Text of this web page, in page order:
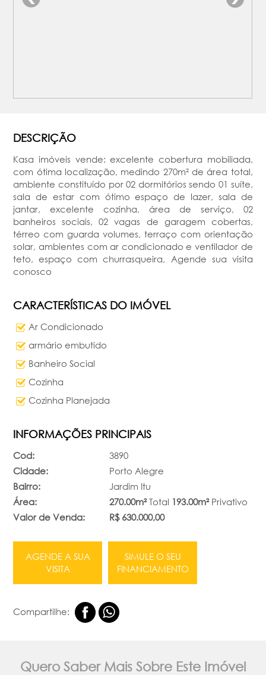
DESCRIÇÃO
Kasa imóveis vende: excelente cobertura mobiliada,
com ótima localização, medindo 270m² de área total,
ambiente constituído por 02 dormitórios sendo 01 suíte,
sala de estar com ótimo espaço de lazer, sala de
jantar, excelente cozinha, área de serviço, 02
banheiros sociais, 02 vagas de garagem cobertas,
térreo com guarda volumes, terraço com orientação
solar, ambientes com ar condicionado e ventilador de
teto, espaço com churrasqueira, Agende sua visita
conosco
CARACTERÍSTICAS DO IMÓVEL
Ar Condicionado
armário embutido
Banheiro Social
Cozinha
Cozinha Planejada
INFORMAÇÕES PRINCIPAIS
Cod:
3890
Cidade:
Porto Alegre
Bairro:
Jardim Itu
Área:
270.00m²Total 193.00m²Privativo
Valor de Venda:
R$ 630.000,00
AGENDE A SUA
VISITA
SIMULE O SEU
FINANCIAMENTO
Compartilhe:
Quero Saber Mais Sobre Este Imóvel